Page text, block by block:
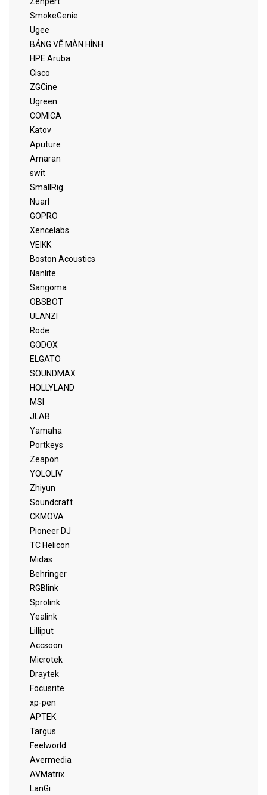
SmokeGenie
Ugee
BẢNG VẼ MÀN HÌNH
HPE Aruba
Cisco
ZGCine
Ugreen
COMICA
Katov
Aputure
Amaran
swit
SmallRig
Nuarl
GOPRO
Xencelabs
VEIKK
Boston Acoustics
Nanlite
Sangoma
OBSBOT
ULANZI
Rode
GODOX
ELGATO
SOUNDMAX
HOLLYLAND
MSI
JLAB
Yamaha
Portkeys
Zeapon
YOLOLIV
Zhiyun
Soundcraft
CKMOVA
Pioneer DJ
TC Helicon
Midas
Behringer
RGBlink
Sprolink
Yealink
Lilliput
Accsoon
Microtek
Draytek
Focusrite
xp-pen
APTEK
Targus
Feelworld
Avermedia
AVMatrix
LanGi